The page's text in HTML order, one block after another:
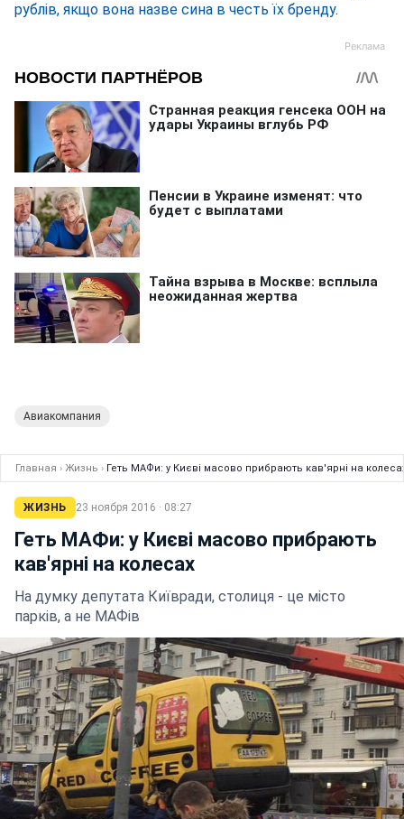
рублів, якщо вона назве сина в честь їх бренду.
Авиакомпания
Главная › Жизнь › Геть МАФи: у Києві масово прибрають кав'ярні на
ЖИЗНЬ 23 ноября 2016 · 08:27
Геть МАФи: у Києві масово прибрають
кав'ярні на колесах
На думку депутата Київради, столиця - це місто
парків, а не МАФів